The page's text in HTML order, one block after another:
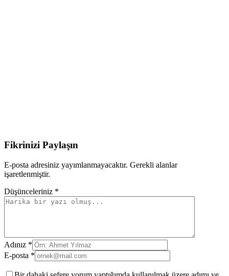
Fikrinizi Paylaşın
E-posta adresiniz yayımlanmayacaktır. Gerekli alanlar
işaretlenmiştir.
Düşünceleriniz *
Adınız *
E-posta *